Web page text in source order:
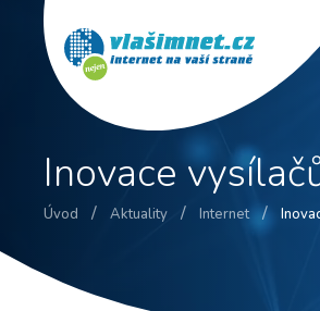
Inovace
Úvod / Aktuality / Internet /